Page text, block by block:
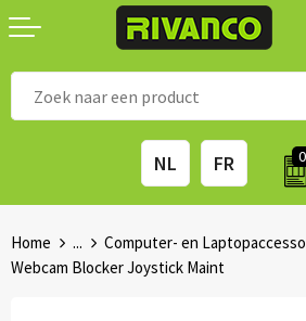
NL FR 0
Kantoorartikelen
◼ Eco-producten
◼ Survival gear
Home ... Computer- en
Webcam Blocker Joystick Maint